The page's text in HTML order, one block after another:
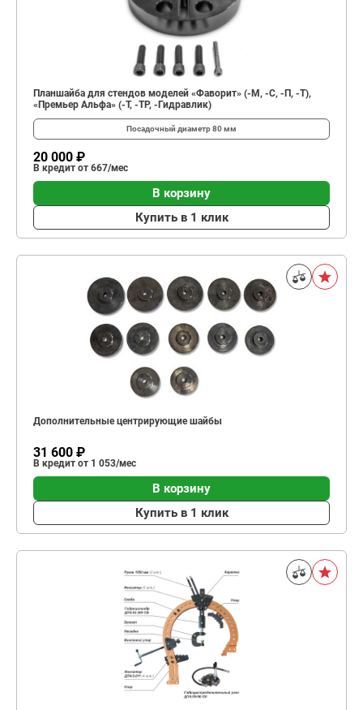
Планшайба для стендов моделей «Фаворит» (-М, -С, -П, -Т),
«Премьер Альфа» (-Т, -ТР, -Гидравлик)
Посадочный диаметр80 мм
20 000 ₽
В кредит от 667/мес
В корзину
Купить в 1 клик
Дополнительные центрирующие шайбы
31 600 ₽
В кредит от 1 053/мес
В корзину
Купить в 1 клик